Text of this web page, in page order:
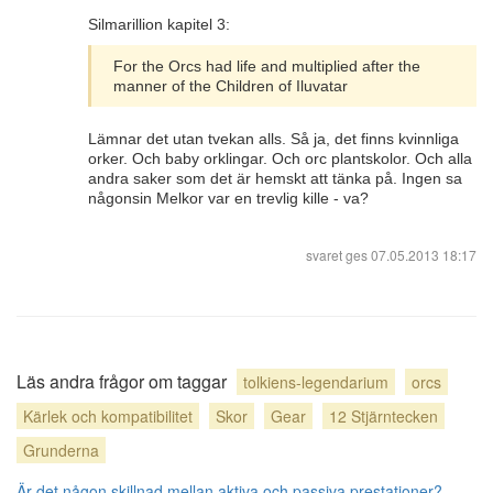
Silmarillion kapitel 3:
For the Orcs had life and multiplied after the
manner of the Children of Iluvatar
Lämnar det utan tvekan alls. Så ja, det finns kvinnliga
orker. Och baby orklingar. Och orc plantskolor. Och alla
andra saker som det är hemskt att tänka på. Ingen sa
någonsin Melkor var en trevlig kille - va?
svaret ges07.05.2013 18:17
Läs andra frågor om taggar tolkiens-legendarium
orcs
Kärlek och kompatibilitet
Skor Gear
12 Stjärntecken
Grunderna